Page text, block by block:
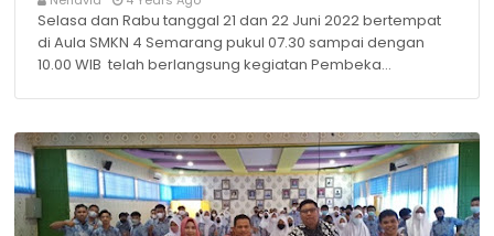
Selasa dan Rabu tanggal 21 dan 22 Juni 2022 bertempat
di Aula SMKN 4 Semarang pukul 07.30 sampai dengan
10.00 WIB telah berlangsung kegiatan Pembeka…